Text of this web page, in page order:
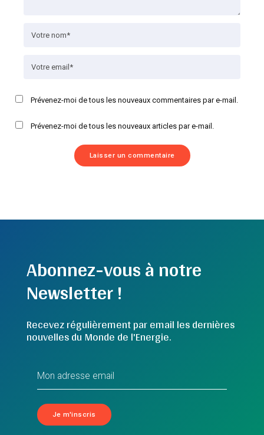
Prévenez-moi de tous les nouveaux commentaires par e-mail.
Prévenez-moi de tous les nouveaux articles par e-mail.
Abonnez-vous à notre
Newsletter !
Recevez régulièrement par email les dernières
nouvelles du Monde de l'Energie.